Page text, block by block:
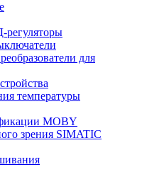
для
температуры
MOBY
зрения SIMATIC